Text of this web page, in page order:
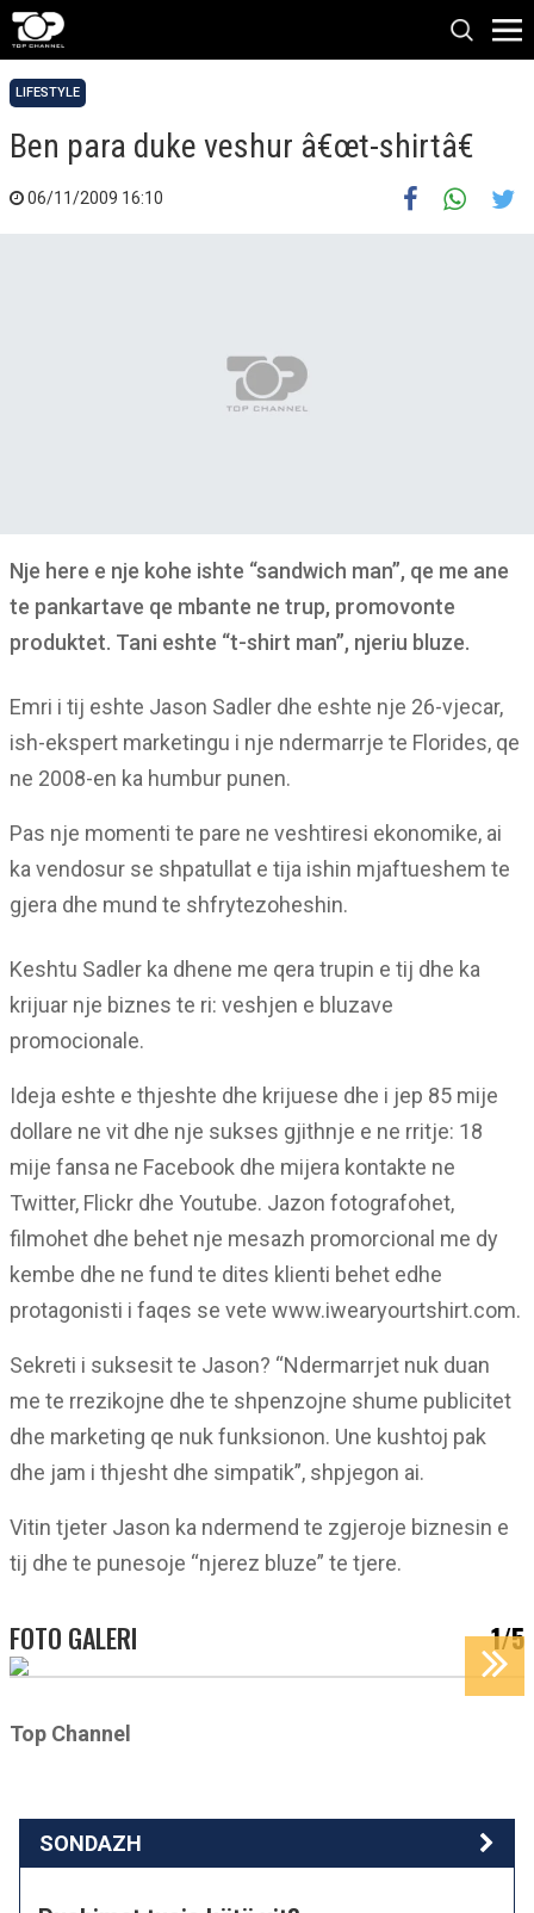
LIFESTYLE
Ben para duke veshur â€œt-shirtâ€
06/11/2009 16:10
Nje here e nje kohe ishte “sandwich man”, qe me ane
te pankartave qe mbante ne trup, promovonte
produktet. Tani eshte “t-shirt man”, njeriu bluze.
Emri i tij eshte Jason Sadler dhe eshte nje 26-vjecar,
ish-ekspert marketingu i nje ndermarrje te Florides, qe
ne 2008-en ka humbur punen.
Pas nje momenti te pare ne veshtiresi ekonomike, ai
ka vendosur se shpatullat e tija ishin mjaftueshem te
gjera dhe mund te shfrytezoheshin.
Keshtu Sadler ka dhene me qera trupin e tij dhe ka
krijuar nje biznes te ri: veshjen e bluzave
promocionale.
Ideja eshte e thjeshte dhe krijuese dhe i jep 85 mije
dollare ne vit dhe nje sukses gjithnje e ne rritje: 18
mije fansa ne Facebook dhe mijera kontakte ne
Twitter, Flickr dhe Youtube. Jazon fotografohet,
filmohet dhe behet nje mesazh promorcional me dy
kembe dhe ne fund te dites klienti behet edhe
protagonisti i faqes se vete www.iwearyourtshirt.com.
Sekreti i suksesit te Jason? “Ndermarrjet nuk duan
me te rrezikojne dhe te shpenzojne shume publicitet
dhe marketing qe nuk funksionon. Une kushtoj pak
dhe jam i thjesht dhe simpatik”, shpjegon ai.
Vitin tjeter Jason ka ndermend te zgjeroje biznesin e
tij dhe te punesoje “njerez bluze” te tjere.
FOTO GALERI 1/5
Top Channel
SONDAZH